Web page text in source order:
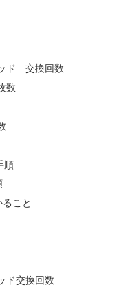
ド 交換回数
数
順
こと
ド交換回数